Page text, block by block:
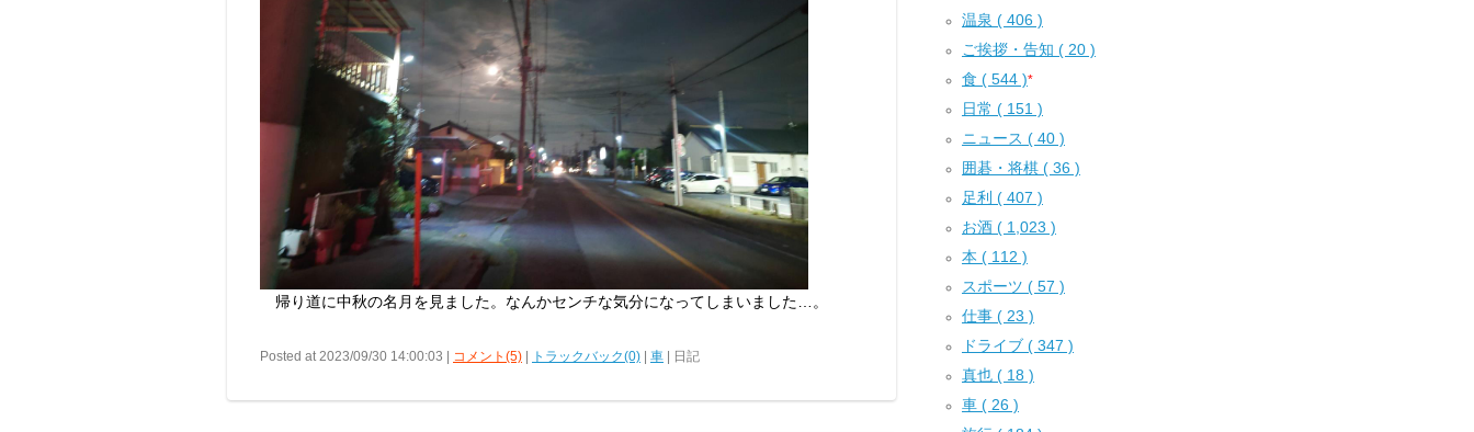
帰り道に中秋の名月を見ました。なんかセンチな気分になってしまいました…。
Posted at 2023/09/30 14:00:03 | コメント(5) | トラックバック(0) | 車 | 日記
温泉 ( 406 )
ご挨拶・告知 ( 20 )
食 ( 544 )*
日常 ( 151 )
ニュース ( 40 )
囲碁・将棋 ( 36 )
足利 ( 407 )
お酒 ( 1,023 )
本 ( 112 )
スポーツ ( 57 )
仕事 ( 23 )
ドライブ ( 347 )
真也 ( 18 )
車 ( 26 )